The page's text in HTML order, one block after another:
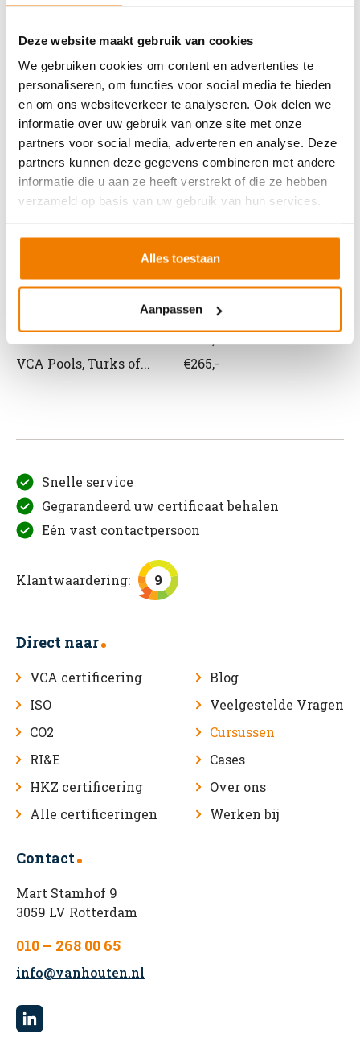
Deze website maakt gebruik van cookies
We gebruiken cookies om content en advertenties te
personaliseren, om functies voor social media te bieden
en om ons websiteverkeer te analyseren. Ook delen we
informatie over uw gebruik van onze site met onze
partners voor social media, adverteren en analyse. Deze
partners kunnen deze gegevens combineren met andere
informatie die u aan ze heeft verstrekt of die ze hebben
verzameld op basis van uw gebruik van hun services.
Alles toestaan
Aanpassen
BHV herhaling
Arbo en Veiligheid
Prijs
Werken met vorkhef- en reachtruck
v.a. €250,-
Werken met een hoogwerker
v.a. €250,-
Veilig aanslaan van lasten
v.a. €250,-
Veilig werken langs de weg
v.a. €250,-
VCA andere taal
Prijs
VCA Pools, Turks of...
€265,-
Snelle service
Gegarandeerd uw certificaat behalen
Eén vast contactpersoon
Klantwaardering: 9
Direct naar
VCA certificering
ISO
CO2
RI&E
HKZ certificering
Alle certificeringen
Blog
Veelgestelde Vragen
Cursussen
Cases
Over ons
Werken bij
Contact
Mart Stamhof 9
3059 LV Rotterdam
010 – 268 00 65
info@vanhouten.nl